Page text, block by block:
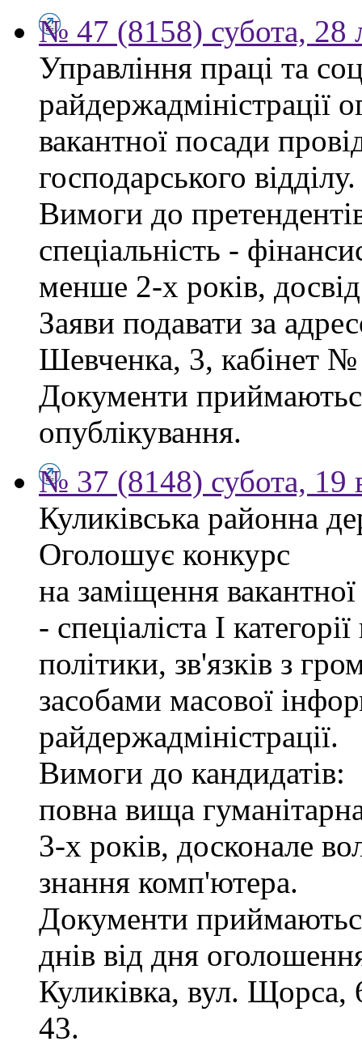
№ 47 (8158) субота, 28
Управління праці та
райдержадміністрації
вакантної посади
господарського відділу.
Вимоги до
спеціальність -
менше 2-х років,
Заяви подавати за
Шевченка, 3, кабінет
Документи
опублікування.
№ 37 (8148) субота, 19
Куликівська районна
Оголошує конкурс
на заміщення
- спеціаліста І
політики, зв'язків з
засобами масової
райдержадміністрації.
Вимоги до кандидатів:
повна вища
3-х років, досконале
знання комп'ютера.
Документи
днів від дня
Куликівка, вул.
43.